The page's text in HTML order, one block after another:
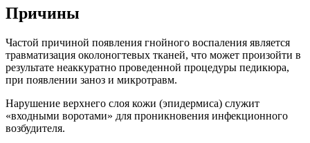
Причины
Частой причиной появления гнойного воспаления является
травматизация околоногтевых тканей, что может произойти в
результате неаккуратно проведенной процедуры педикюра,
при появлении заноз и микротравм.
Нарушение верхнего слоя кожи (эпидермиса) служит
«входными воротами» для проникновения инфекционного
возбудителя.